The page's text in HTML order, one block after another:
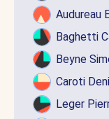
Audureau
Baghetti
Beyne
Caroti
Leger